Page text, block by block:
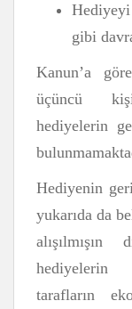
gibi
Kanun’a
üçüncü
hediyelerin
Hediyenin
yukarıda da
hediyelerin
tarafların